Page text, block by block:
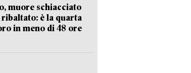
muore schiacciato
è la quarta
in meno di 48 ore